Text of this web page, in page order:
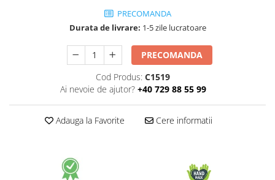
PRECOMANDA
Durata de livrare: 1-5 zile lucratoare
PRECOMANDA
Cod Produs: C1519
Ai nevoie de ajutor? +40 729 88 55 99
Adauga la Favorite Cere informatii